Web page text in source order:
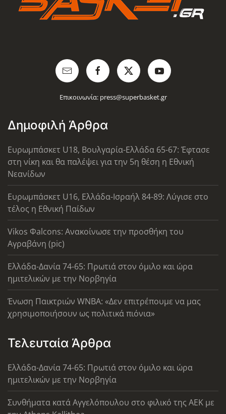
Επικοινωνία: press@superbasket.gr
Δημοφιλή Άρθρα
Ευρωμπάσκετ U18, Βουλγαρία-Ελλάδα 65-67: Έφτασε
στη νίκη και θα παλέψει για την 5η θέση η Εθνική
Νεανίδων
Ευρωμπάσκετ U16, Ελλάδα-Ισραήλ 84-89: Λύγισε στο
τέλος η Εθνική Παίδων
Vikos Φalcons: Ανακοίνωσε την προσθήκη του
Αγραβάνη (pic)
Ελλάδα-Δανία 74-65: Πρωτιά στον όμιλο και ώρα
ημιτελικών με την Νορβηγία
Ένωση Παικτριών WNBA: «Δεν επιτρέπουμε να μας
χρησιμοποιήσουν ως πολιτικά πιόνια»
Τελευταία Άρθρα
Ελλάδα-Δανία 74-65: Πρωτιά στον όμιλο και ώρα
ημιτελικών με την Νορβηγία
Συνθήματα κατά Αγγελόπουλου στο φιλικό της ΑΕΚ με